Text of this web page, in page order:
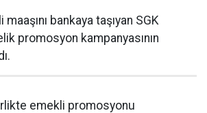
bankaya taşıyan SGK
promosyon kampanyasının
emekli promosyonu